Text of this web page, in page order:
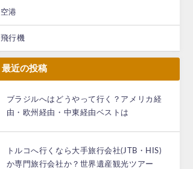
空港
飛行機
最近の投稿
ブラジルへはどうやって行く？アメリカ経
由・欧州経由・中東経由ベストは
トルコへ行くなら大手旅行会社(JTB・HIS)
か専門旅行会社か？世界遺産観光ツアー